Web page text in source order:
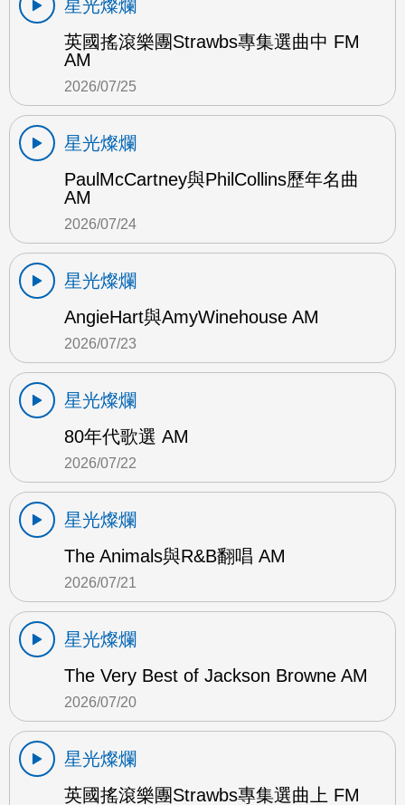
星光燦爛
英國搖滾樂團Strawbs專集選曲中 FM
AM
2026/07/25
星光燦爛
PaulMcCartney與PhilCollins歷年名曲
AM
2026/07/24
星光燦爛
AngieHart與AmyWinehouse AM
2026/07/23
星光燦爛
80年代歌選 AM
2026/07/22
星光燦爛
The Animals與R&B翻唱 AM
2026/07/21
星光燦爛
The Very Best of Jackson Browne AM
2026/07/20
星光燦爛
英國搖滾樂團Strawbs專集選曲上 FM